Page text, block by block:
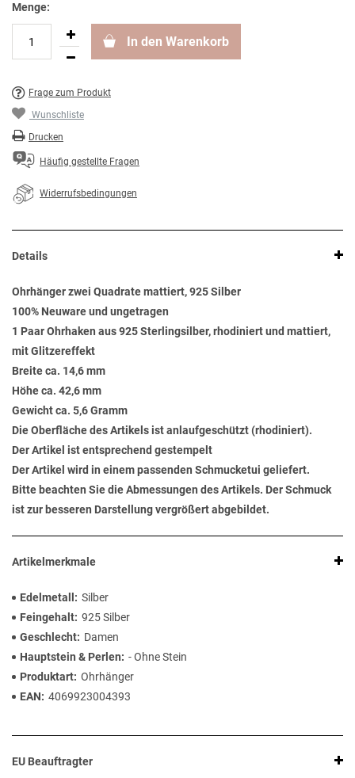
Menge:
In den Warenkorb
Frage zum Produkt
Wunschliste
Drucken
Häufig gestellte Fragen
Widerrufsbedingungen
Details
Ohrhänger zwei Quadrate mattiert, 925 Silber
100% Neuware und ungetragen
1 Paar Ohrhaken aus 925 Sterlingsilber, rhodiniert und mattiert,
mit Glitzereffekt
Breite ca. 14,6 mm
Höhe ca. 42,6 mm
Gewicht ca. 5,6 Gramm
Die Oberfläche des Artikels ist anlaufgeschützt (rhodiniert).
Der Artikel ist entsprechend gestempelt
Der Artikel wird in einem passenden Schmucketui geliefert.
Bitte beachten Sie die Abmessungen des Artikels. Der Schmuck
ist zur besseren Darstellung vergrößert abgebildet.
Artikelmerkmale
Edelmetall
Silber
Feingehalt 925 Silber
Geschlecht
Damen
Hauptstein & Perlen
- Ohne Stein
Produktart Ohrhänger
EAN
4069923004393
EU Beauftragter